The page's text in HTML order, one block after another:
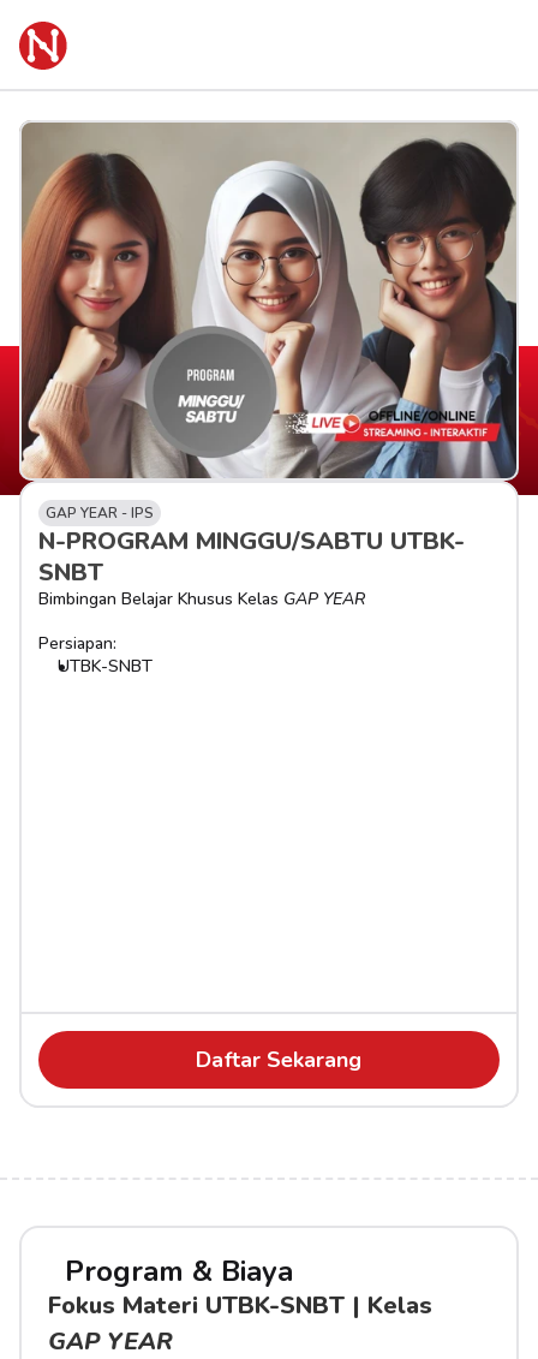
GAP YEAR - IPS
N-PROGRAM MINGGU/SABTU UTBK-
SNBT
Bimbingan Belajar Khusus Kelas GAP YEAR
Persiapan:
UTBK-SNBT
Daftar Sekarang
Program & Biaya
GAP YEAR